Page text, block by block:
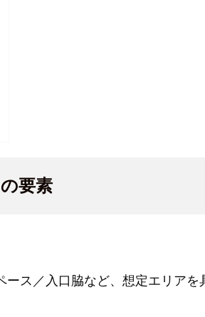
要素
ース／入口脇など、想定エリアを